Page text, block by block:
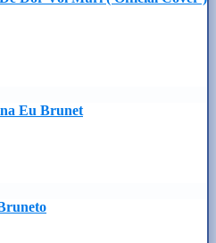
Eu Brunet